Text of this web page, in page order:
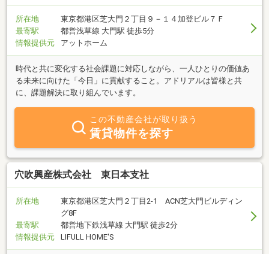
所在地
東京都港区芝大門２丁目９－１４加登ビル７Ｆ
最寄駅
都営浅草線 大門駅 徒歩5分
情報提供元
アットホーム
時代と共に変化する社会課題に対応しながら、一人ひとりの価値あ
る未来に向けた「今日」に貢献すること。アドリアルは皆様と共
に、課題解決に取り組んでいます。
この不動産会社が取り扱う
賃貸物件を探す
穴吹興産株式会社 東日本支社
所在地
東京都港区芝大門２丁目2-1 ACN芝大門ビルディン
グ8F
最寄駅
都営地下鉄浅草線 大門駅 徒歩2分
情報提供元
LIFULL HOME'S